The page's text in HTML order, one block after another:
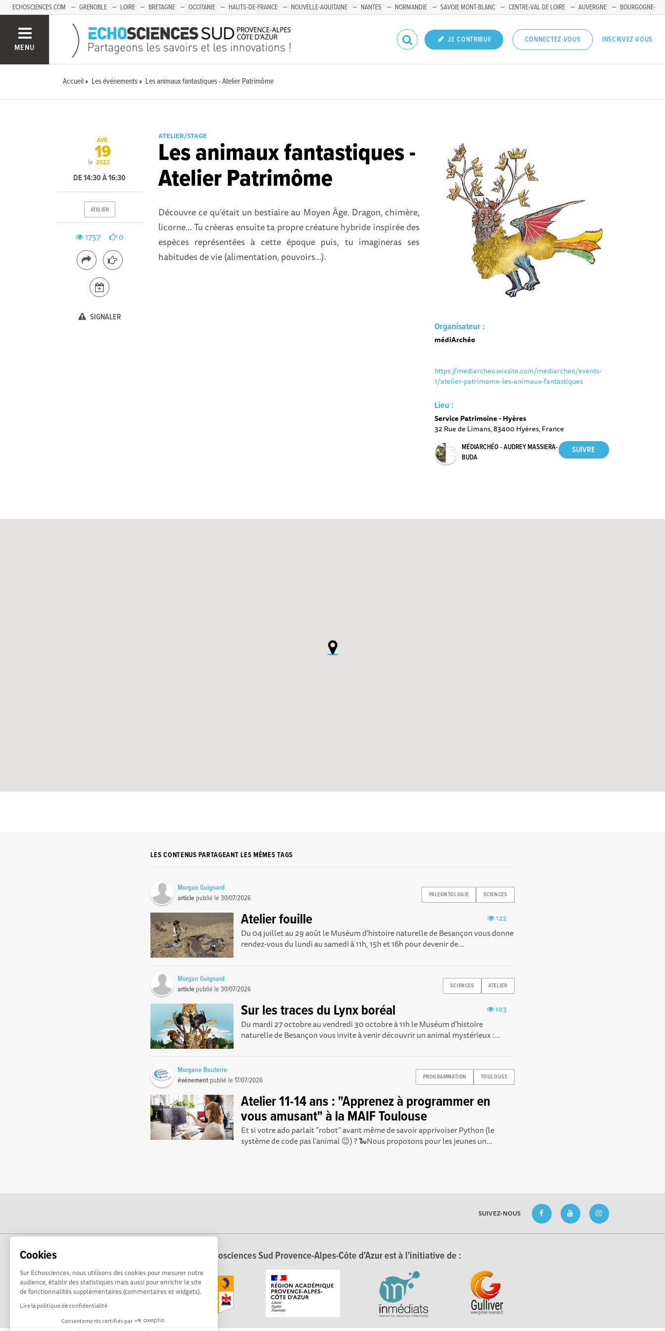
Cookies
Sur Echosciences, nous utilisons des cookies pour mesurer notre
audience, établir des statistiques mais aussi pour enrichir le site
de fonctionnalités supplémentaires (commentaires et widgets).
Lire la politique de confidentialité
Consentements certifiés par
ECHOSCIENCES.COM GRENOBLE LOIRE BRETAGNE OCCITANIE HAUTS-DE-FRANCE NOUVELLE-AQUITAINE NANTES NORMANDIE SAVOIE MONT-BLANC CENTRE-VAL DE LOIRE AUVERGNE
BOURGOGNE-
MENU
JE CONTRIBUE CONNECTEZ-VOUS INSCRIVEZ-VOUS
Accueil Les événements Les animaux fantastiques - Atelier Patrimôme
ATELIER/STAGE
Les animaux fantastiques -
Atelier Patrimôme
Découvre ce qu’était un bestiaire au Moyen Âge. Dragon, chimère,
licorne… Tu créeras ensuite ta propre créature hybride inspirée des
espèces représentées à cette époque puis, tu imagineras ses
habitudes de vie (alimentation, pouvoirs...).
Organisateur :
médiArchéo
https://mediarcheo.wixsite.com/mediarcheo/events-
1/atelier-patrimome-les-animaux-fantastiques
Lieu :
Service Patrimoine - Hyères
32 Rue de Limans, 83400 Hyères, France
MÉDIARCHÉO - AUDREY MASSIERA-
BUDA
le
AVR.
19
2022
DE 14:30 À 16:30
ATELIER
1757 0
SIGNALER
LES CONTENUS PARTAGEANT LES MÊMES TAGS
PALEONTOLOGIE SCIENCES
Morgan Guignard
article publié le30/07/2026
122
Atelier fouille
Du 04 juillet au 29 août le Muséum d'histoire naturelle de Besançon vous donne
rendez-vous du lundi au samedi à 11h, 15h et 16h pour devenir de...
SCIENCES ATELIER
Morgan Guignard
article publié le30/07/2026
103
Sur les traces du Lynx boréal
Du mardi 27 octobre au vendredi 30 octobre à 11h le Muséum d'histoire
naturelle de Besançon vous invite à venir découvrir un animal mystérieux :...
PROGRAMMATION TOULOUSE
Morgane Bouterre
événement publié le17/07/2026
Atelier 11-14 ans : "Apprenez à programmer en
vous amusant" à la MAIF Toulouse
Et si votre ado parlait “robot” avant même de savoir apprivoiser Python (le
système de code pas l’animal 😉) ? 🐍Nous proposons pour les jeunes un...
SUIVEZ-NOUS
Echosciences Sud Provence-Alpes-Côte d'Azur est à l'initiative de :